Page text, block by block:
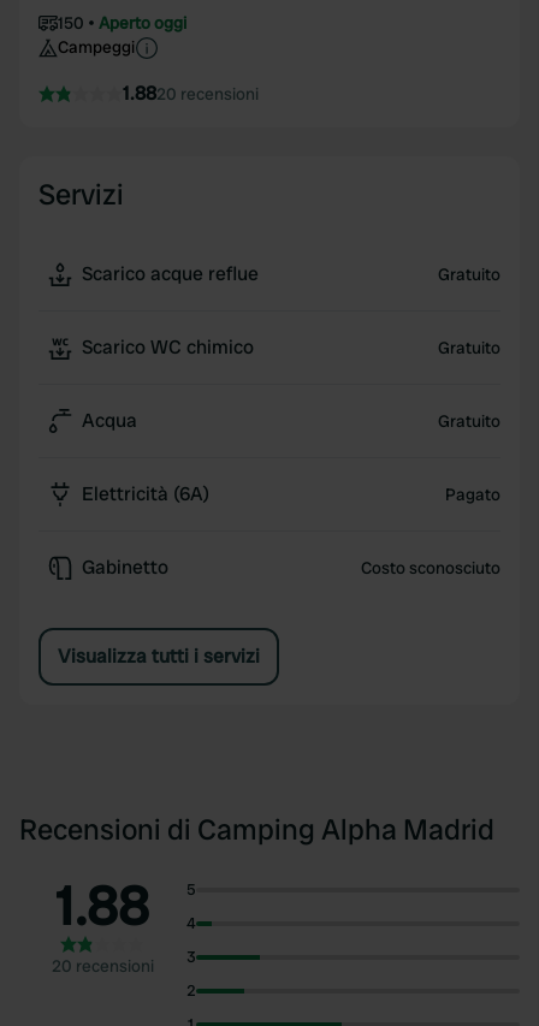
150
Aperto oggi
Campeggi
1.8820 recensioni
Servizi
Scarico acque reflue Gratuito
Scarico WC chimico Gratuito
Acqua Gratuito
Elettricità (6A) Pagato
Gabinetto Costo sconosciuto
Visualizza tutti i servizi
Recensioni di Camping Alpha Madrid
1.88
20 recensioni
5
4
3
2